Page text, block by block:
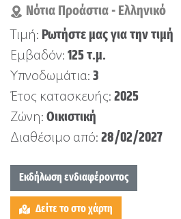
Νότια Προάστια - Ελληνικό
Τιμή: Ρωτήστε μας για την τιμή
Εμβαδόν: 125 τ.μ.
Υπνοδωμάτια: 3
Έτος κατασκευής: 2025
Ζώνη: Οικιστική
Διαθέσιμο από: 28/02/2027
Εκδήλωση ενδιαφέροντος
Δείτε το στο χάρτη